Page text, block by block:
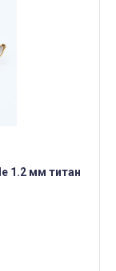
1.2 мм титан